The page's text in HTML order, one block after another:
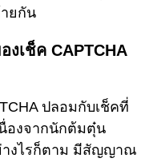
ยกัน
เช็ค CAPTCHA
ปลอมกับเช็คที่
องจากนักต้มตุ๋น
างไรก็ตาม มีสัญญาณ